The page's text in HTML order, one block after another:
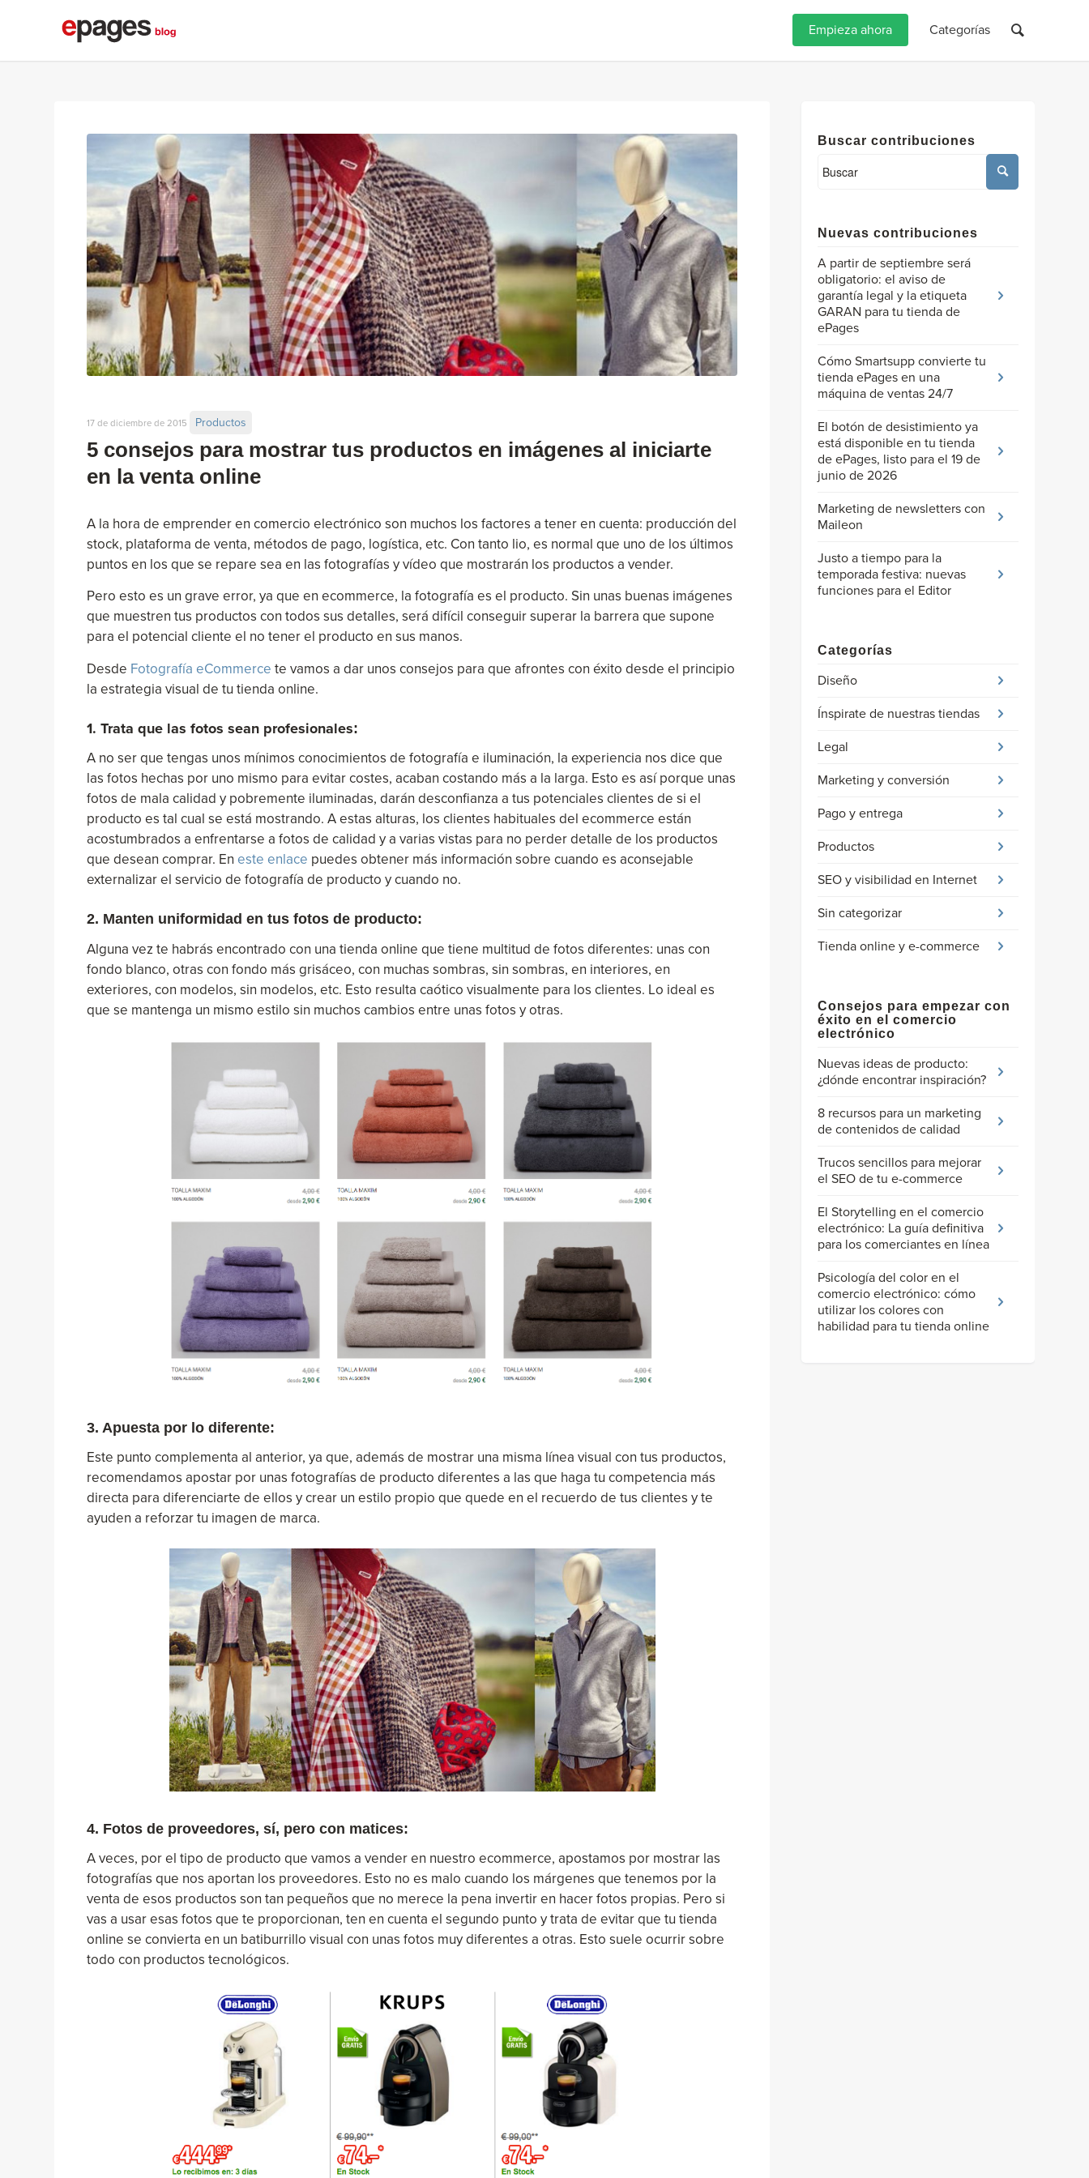
Empieza ahora Categorías
5 consejos para mostrar tus productos en imágenes al iniciarte
en la venta online
17 de diciembre de 2015 Productos
A la hora de emprender en comercio electrónico son muchos los factores a tener en cuenta: producción del
stock, plataforma de venta, métodos de pago, logística, etc. Con tanto lio, es normal que uno de los últimos
puntos en los que se repare sea en las fotografías y vídeo que mostrarán los productos a vender.
Pero esto es un grave error, ya que en ecommerce, la fotografía es el producto. Sin unas buenas imágenes
que muestren tus productos con todos sus detalles, será difícil conseguir superar la barrera que supone
para el potencial cliente el no tener el producto en sus manos.
Desde Fotografía eCommerce te vamos a dar unos consejos para que afrontes con éxito desde el principio
la estrategia visual de tu tienda online.
1. Trata que las fotos sean profesionales:
A no ser que tengas unos mínimos conocimientos de fotografía e iluminación, la experiencia nos dice que
las fotos hechas por uno mismo para evitar costes, acaban costando más a la larga. Esto es así porque unas
fotos de mala calidad y pobremente iluminadas, darán desconfianza a tus potenciales clientes de si el
producto es tal cual se está mostrando. A estas alturas, los clientes habituales del ecommerce están
acostumbrados a enfrentarse a fotos de calidad y a varias vistas para no perder detalle de los productos
que desean comprar. En este enlace puedes obtener más información sobre cuando es aconsejable
externalizar el servicio de fotografía de producto y cuando no.
2. Manten uniformidad en tus fotos de producto:
Alguna vez te habrás encontrado con una tienda online que tiene multitud de fotos diferentes: unas con
fondo blanco, otras con fondo más grisáceo, con muchas sombras, sin sombras, en interiores, en
exteriores, con modelos, sin modelos, etc. Esto resulta caótico visualmente para los clientes. Lo ideal es
que se mantenga un mismo estilo sin muchos cambios entre unas fotos y otras.
3. Apuesta por lo diferente:
Este punto complementa al anterior, ya que, además de mostrar una misma línea visual con tus productos,
recomendamos apostar por unas fotografías de producto diferentes a las que haga tu competencia más
directa para diferenciarte de ellos y crear un estilo propio que quede en el recuerdo de tus clientes y te
ayuden a reforzar tu imagen de marca.
4. Fotos de proveedores, sí, pero con matices:
A veces, por el tipo de producto que vamos a vender en nuestro ecommerce, apostamos por mostrar las
fotografías que nos aportan los proveedores. Esto no es malo cuando los márgenes que tenemos por la
venta de esos productos son tan pequeños que no merece la pena invertir en hacer fotos propias. Pero si
vas a usar esas fotos que te proporcionan, ten en cuenta el segundo punto y trata de evitar que tu tienda
online se convierta en un batiburrillo visual con unas fotos muy diferentes a otras. Esto suele ocurrir sobre
todo con productos tecnológicos.
Buscar contribuciones
Nuevas contribuciones
A partir de septiembre será
obligatorio: el aviso de
garantía legal y la etiqueta
GARAN para tu tienda de
ePages
Cómo Smartsupp convierte tu
tienda ePages en una
máquina de ventas 24/7
El botón de desistimiento ya
está disponible en tu tienda
de ePages, listo para el 19 de
junio de 2026
Marketing de newsletters con
Maileon
Justo a tiempo para la
temporada festiva: nuevas
funciones para el Editor
Categorías
Diseño
Ínspirate de nuestras tiendas
Legal
Marketing y conversión
Pago y entrega
Productos
SEO y visibilidad en Internet
Sin categorizar
Tienda online y e-commerce
Consejos para empezar con
éxito en el comercio
electrónico
Nuevas ideas de producto:
¿dónde encontrar inspiración?
8 recursos para un marketing
de contenidos de calidad
Trucos sencillos para mejorar
el SEO de tu e-commerce
El Storytelling en el comercio
electrónico: La guía definitiva
para los comerciantes en línea
Psicología del color en el
comercio electrónico: cómo
utilizar los colores con
habilidad para tu tienda online